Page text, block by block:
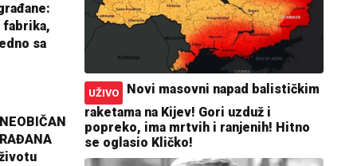
fabrika,
sa
UŽIVO
Novi masovni napad balističkim
raketama na Kijev! Gori uzduž i
popreko, ima mrtvih i ranjenih! Hitno
se oglasio Kličko!